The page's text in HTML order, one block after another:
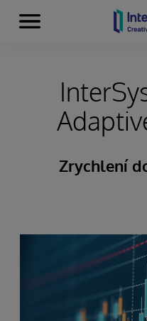
Skip to content
Menu
Zrychlení